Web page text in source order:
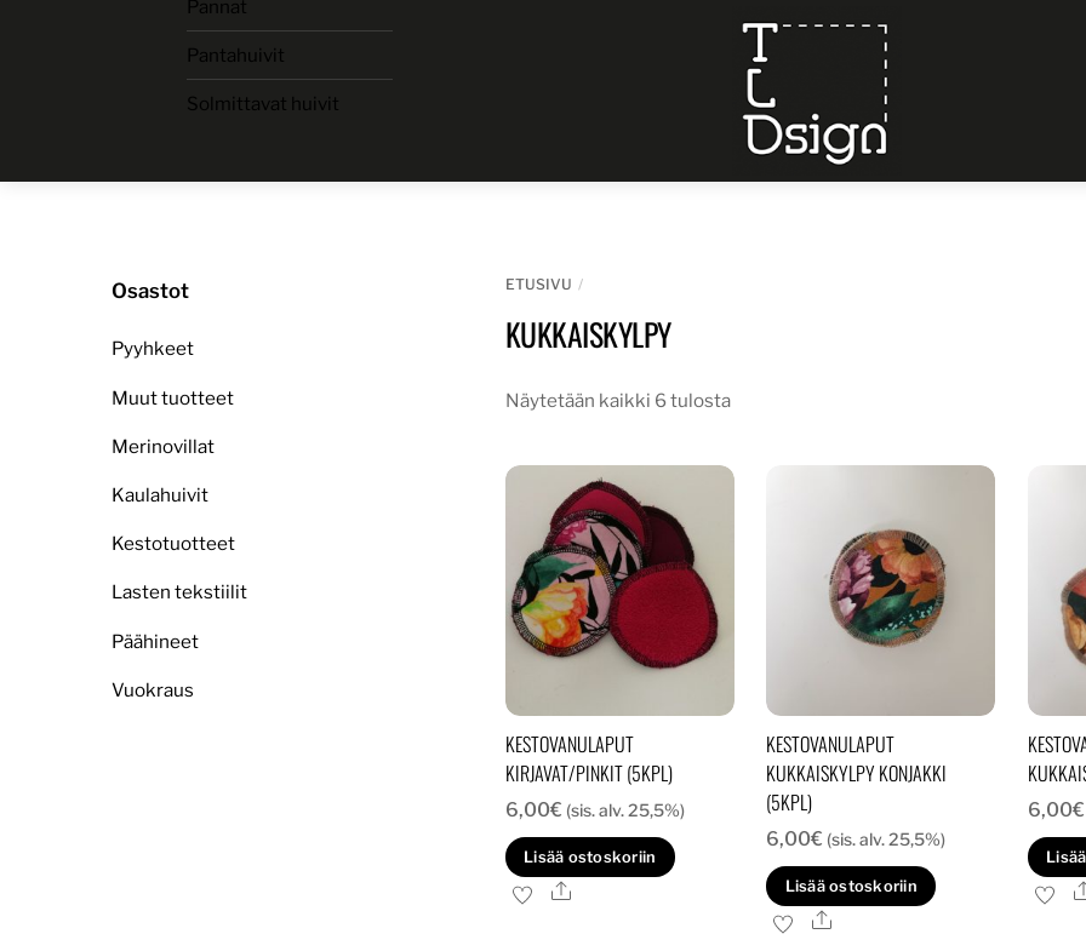
Pannat
Pantahuivit
Solmittavat huivit
ETUSIVU
KUKKAISKYLPY
Näytetään kaikki 6 tulosta
KESTOVANULAPUT
KIRJAVAT/PINKIT (5KPL)
6,00€ (sis. alv. 25,5%)
Lisää ostoskoriin
Ale
KESTOVANULAPUT
KUKKAISKYLPY KONJAKKI
(5KPL)
6,00€ (sis. alv. 25,5%)
Lisää ostoskoriin
Ale
6,00€
Osastot
Pyyhkeet
Muut tuotteet
Merinovillat
Kaulahuivit
Kestotuotteet
Lasten tekstiilit
Päähineet
Vuokraus